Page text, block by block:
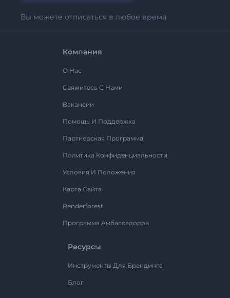
Вы можете отписаться в любое время
Компания
О Нас
Свяжитесь С Нами
Вакансии
Помощь И Поддержка
Партнерская Программа
Политика Конфиденциальности
Условия И Положения
Карта Сайта
Renderforest
Программа Амбассадоров
Ресурсы
Инструменты Для Брендинга
Блог